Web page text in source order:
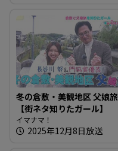
冬の倉敷・美観地区 父娘旅
【街ネタ知りたガール】
イマナマ！
2025年12月8日放送